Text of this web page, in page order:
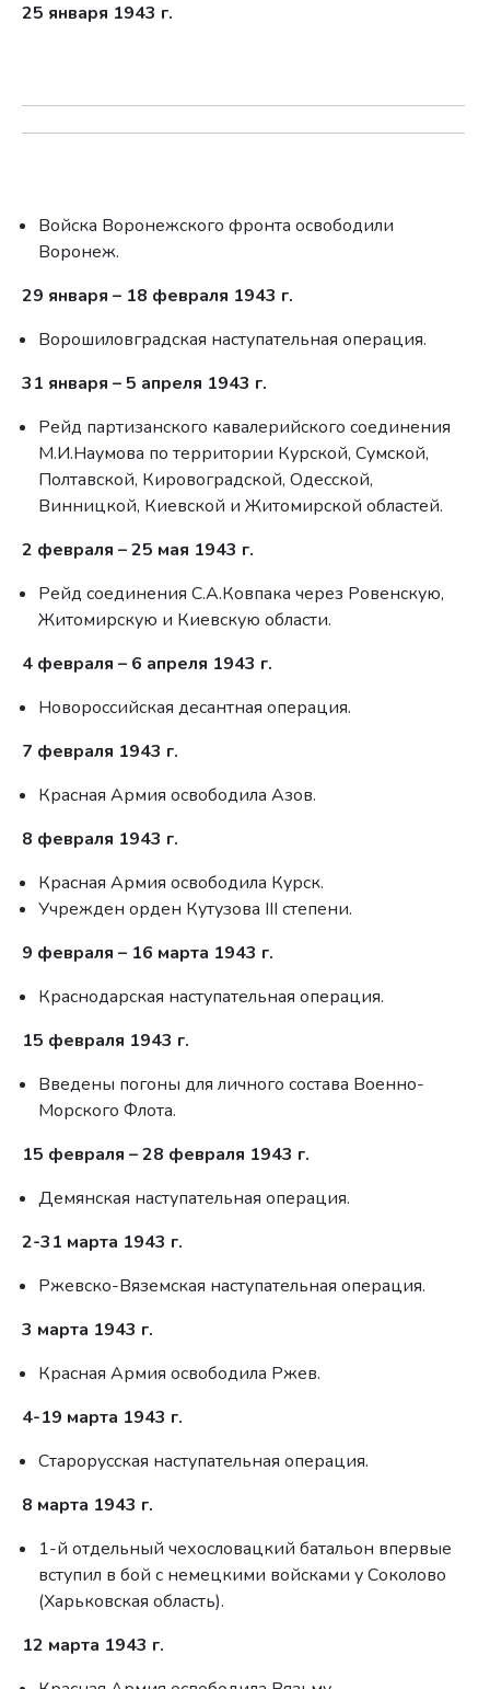
25 января 1943 г.
Войска Воронежского фронта освободили
Воронеж.
29 января – 18 февраля 1943 г.
Ворошиловградская наступательная операция.
31 января – 5 апреля 1943 г.
Рейд партизанского кавалерийского соединения
М.И.Наумова по территории Курской, Сумской,
Полтавской, Кировоградской, Одесской,
Винницкой, Киевской и Житомирской областей.
2 февраля – 25 мая 1943 г.
Рейд соединения С.А.Ковпака через Ровенскую,
Житомирскую и Киевскую области.
4 февраля – 6 апреля 1943 г.
Новороссийская десантная операция.
7 февраля 1943 г.
Красная Армия освободила Азов.
8 февраля 1943 г.
Красная Армия освободила Курск.
Учрежден орден Кутузова III степени.
9 февраля – 16 марта 1943 г.
Краснодарская наступательная операция.
15 февраля 1943 г.
Введены погоны для личного состава Военно-
Морского Флота.
15 февраля – 28 февраля 1943 г.
Демянская наступательная операция.
2-31 марта 1943 г.
Ржевско-Вяземская наступательная операция.
3 марта 1943 г.
Красная Армия освободила Ржев.
4-19 марта 1943 г.
Старорусская наступательная операция.
8 марта 1943 г.
1-й отдельный чехословацкий батальон впервые
вступил в бой с немецкими войсками у Соколово
(Харьковская область).
12 марта 1943 г.